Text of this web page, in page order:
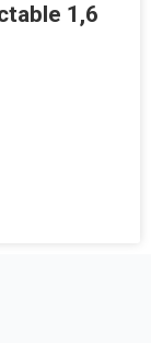
1,6